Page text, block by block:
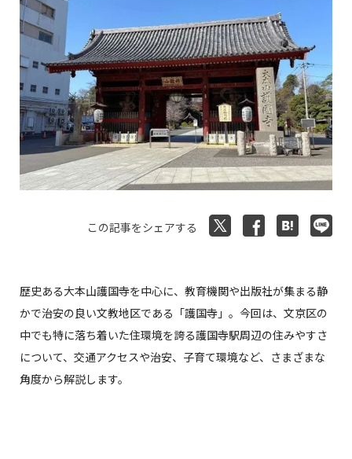
この記事をシェアする
歴史ある大本山護国寺を中心に、教育機関や出版社が集まる静
かで治安の良い文教地区である「護国寺」。今回は、文京区の
中でも特に落ち着いた住環境を誇る護国寺駅周辺の住みやすさ
について、交通アクセスや治安、子育て環境など、さまざまな
角度から解説します。